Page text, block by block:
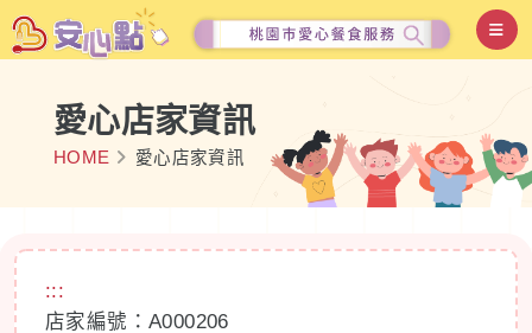
愛心店家資訊
HOME 愛心店家資訊
:::
店家編號：A000206